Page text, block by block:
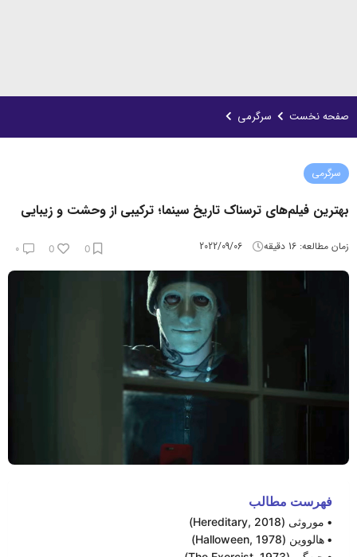
صفحه نخست سرگرمی
سرگرمی
بهترین فیلم‌های ترسناک‌‌ تاریخ سینما؛ ترکیبی از وحشت و زیبایی
زمان مطالعه: 16 دقیقه 2022/09/06
0
0 ۰
فهرست مطالب
موروثی (Hereditary, 2018)
هالووین (Halloween, 1978)